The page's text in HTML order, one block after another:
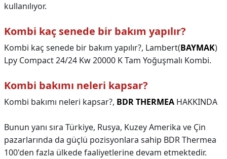
kullanılıyor.
Kombi kaç senede bir bakım yapılır?
Kombi kaç senede bir bakım yapılır?, Lambert(BAYMAK)
Lpy Compact 24/24 Kw 20000 K Tam Yoğuşmalı Kombi.
Kombi bakımı neleri kapsar?
Kombi bakımı neleri kapsar?, BDR THERMEA HAKKINDA
Bunun yanı sıra Türkiye, Rusya, Kuzey Amerika ve Çin
pazarlarında da güçlü pozisyonlara sahip BDR Thermea
100'den fazla ülkede faaliyetlerine devam etmektedir.